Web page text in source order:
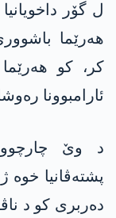
ل گۆر
ھەرێما
کر، کو
ئارامبوونا
د وێ
پشتەڤانیا خوە
دەربری کو د